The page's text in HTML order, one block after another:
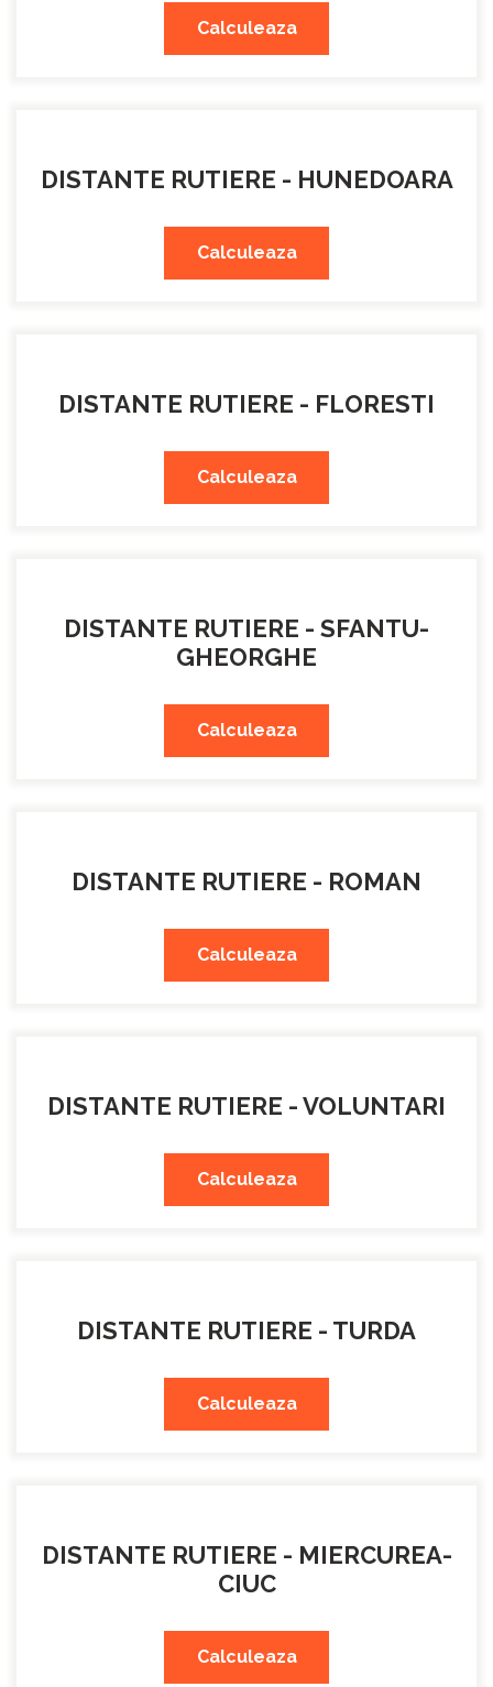
Calculeaza
DISTANTE RUTIERE - HUNEDOARA
Calculeaza
DISTANTE RUTIERE - FLORESTI
Calculeaza
DISTANTE RUTIERE - SFANTU-
GHEORGHE
Calculeaza
DISTANTE RUTIERE - ROMAN
Calculeaza
DISTANTE RUTIERE - VOLUNTARI
Calculeaza
DISTANTE RUTIERE - TURDA
Calculeaza
DISTANTE RUTIERE - MIERCUREA-
CIUC
Calculeaza